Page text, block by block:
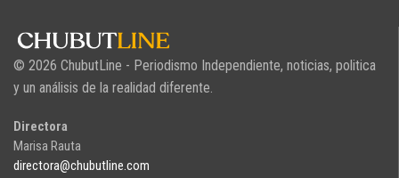
© 2026 ChubutLine - Periodismo Independiente, noticias, politica
y un análisis de la realidad diferente.
Directora
Marisa Rauta
directora@chubutline.com